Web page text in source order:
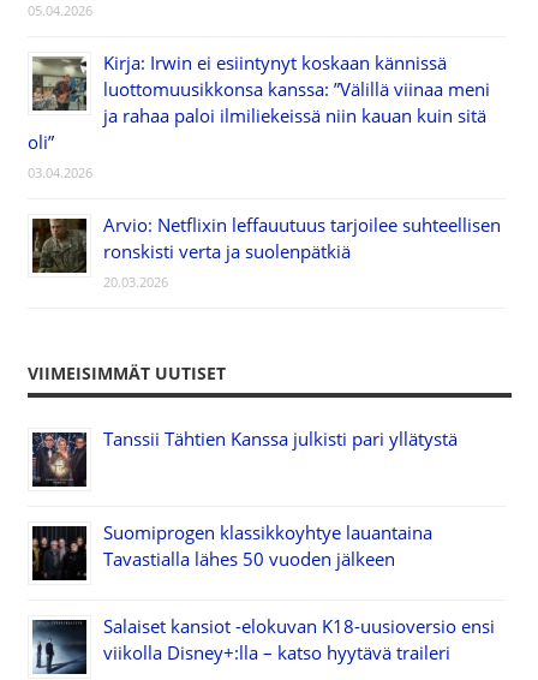
05.04.2026
Kirja: Irwin ei esiintynyt koskaan kännissä
luottomuusikkonsa kanssa: ”Välillä viinaa meni
ja rahaa paloi ilmiliekeissä niin kauan kuin sitä
oli”
03.04.2026
Arvio: Netflixin leffauutuus tarjoilee suhteellisen
ronskisti verta ja suolenpätkiä
20.03.2026
VIIMEISIMMÄT UUTISET
Tanssii Tähtien Kanssa julkisti pari yllätystä
Suomiprogen klassikkoyhtye lauantaina
Tavastialla lähes 50 vuoden jälkeen
Salaiset kansiot -elokuvan K18-uusioversio ensi
viikolla Disney+:lla – katso hyytävä traileri